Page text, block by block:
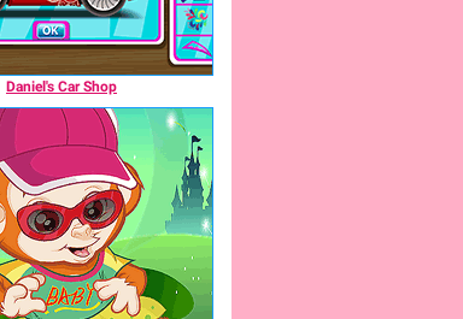
Daniel's Car Shop